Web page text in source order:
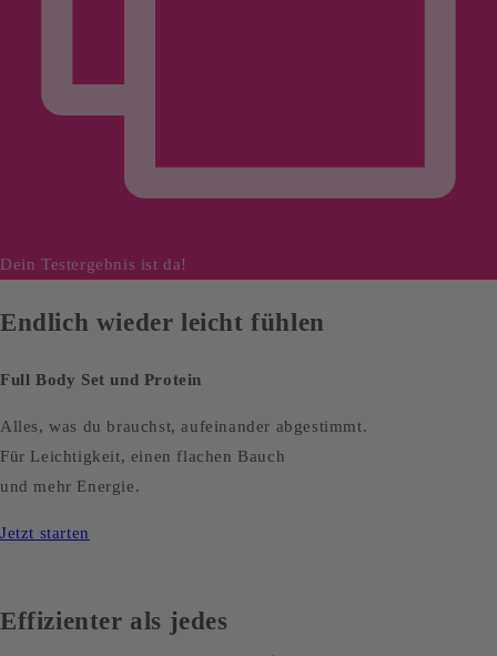
Dein Testergebnis ist da!
Endlich wieder leicht fühlen
Full Body Set und Protein
Alles, was du brauchst, aufeinander abgestimmt.
Für Leichtigkeit, einen flachen Bauch
und mehr Energie.
Jetzt starten
Effizienter als jedes